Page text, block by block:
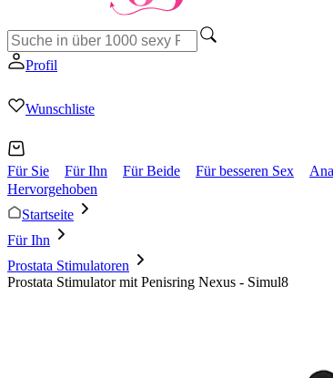
Profil
Wunschliste
Für Sie Für Ihn Für Beide Für besseren Sex
Hervorgehoben
Startseite
Für Ihn
Prostata Stimulatoren
Prostata Stimulator mit Penisring Nexus - Simul8